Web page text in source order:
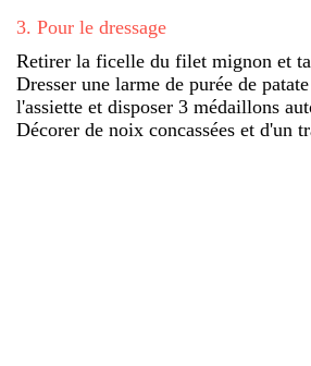
3. Pour le dressage
Retirer la ficelle du filet mignon et
Dresser une larme de purée de
l'assiette et disposer 3 médaillons
Décorer de noix concassées et d'un